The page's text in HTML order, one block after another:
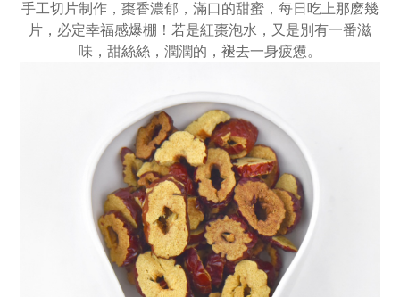
手工切片制作，棗香濃郁，滿口的甜蜜，每日吃上那麽幾
片，必定幸福感爆棚！若是紅棗泡水，又是別有一番滋
味，甜絲絲，潤潤的，褪去一身疲憊。